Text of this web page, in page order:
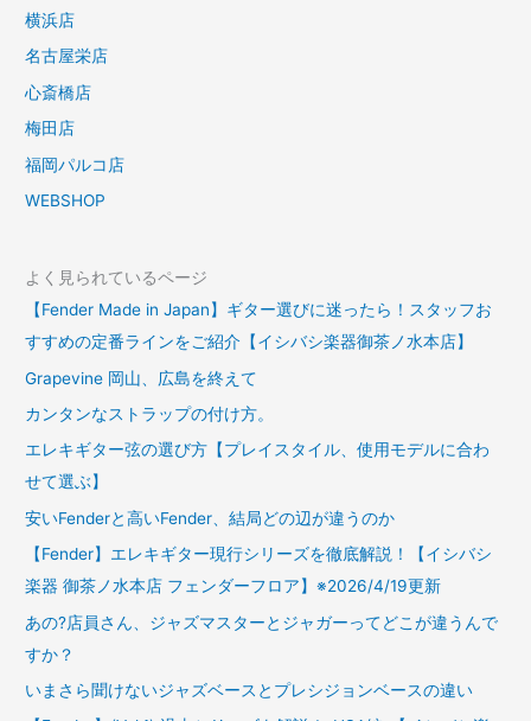
横浜店
名古屋栄店
心斎橋店
梅田店
福岡パルコ店
WEBSHOP
よく見られているページ
【Fender Made in Japan】ギター選びに迷ったら！スタッフお
すすめの定番ラインをご紹介【イシバシ楽器御茶ノ水本店】
Grapevine 岡山、広島を終えて
カンタンなストラップの付け方。
エレキギター弦の選び方【プレイスタイル、使用モデルに合わ
せて選ぶ】
安いFenderと高いFender、結局どの辺が違うのか
【Fender】エレキギター現行シリーズを徹底解説！【イシバシ
楽器 御茶ノ水本店 フェンダーフロア】※2026/4/19更新
あの?店員さん、ジャズマスターとジャガーってどこが違うんで
すか？
いまさら聞けないジャズベースとプレシジョンベースの違い